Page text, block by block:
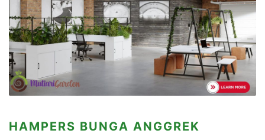
HAMPERS BUNGA ANGGREK